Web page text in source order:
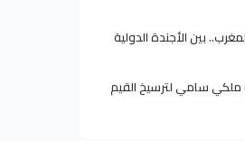
بين الأجندة الدولية
سامي لترسيخ القيم